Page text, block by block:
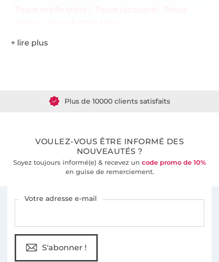
VOULEZ-VOUS ÊTRE INFORMÉ DES
NOUVEAUTÉS ?
Soyez toujours informé(e) & recevez un code promo de 10%
en guise de remerciement.
Votre adresse e-mail
S'abonner !